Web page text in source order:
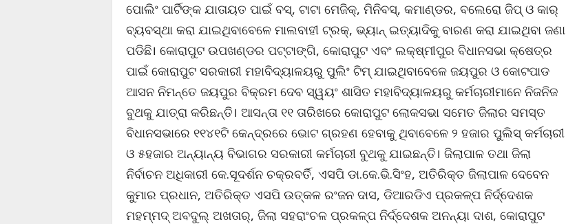
ପୋଲିଂ ପାର୍ଟିଙ୍କ ଯାତାୟତ ପାଇଁ ବସ୍, ଟାଟା ମେଜିକ୍, ମିନିବସ୍, କମାଣ୍ଡର, ବଲେରୋ ଜିପ୍ ଓ କାର୍
ବ୍ୟବସ୍ଥା କରା ଯାଇଥିବାବେଳେ ମାଲବାହୀ ଟ୍ରକ୍, ଭ୍ୟାନ୍ ଇତ୍ୟାଦିକୁ ବାରଣ କରା ଯାଇଥିବା ଜଣା
ପଡିଛି। କୋରାପୁଟ ଉପଖଣ୍ଡର ପଟ୍ଟାଙ୍ଗି, କୋରାପୁଟ ଏବଂ ଲକ୍ଷ୍ମୀପୁର ବିଧାନସଭା କ୍ଷେତ୍ର
ପାଇଁ କୋରାପୁଟ ସରକାରୀ ମହାବିଦ୍ୟାଳୟରୁ ପୁଲିଂ ଟିମ୍ ଯାଇଥିବାବେଳେ ଜୟପୁର ଓ କୋଟପାଡ
ଆସନ ନିମନ୍ତେ ଜୟପୁର ବିକ୍ରମ ଦେବ ସ୍ୱୟଂ ଶାସିତ ମହାବିଦ୍ୟାଳୟରୁ କର୍ମଚାରୀମାନେ ନିଜନିଜ
ବୁଥକୁ ଯାତ୍ରା କରିଛନ୍ତି। ଆସନ୍ତା ୧୧ ତାରିଖରେ କୋରାପୁଟ ଲୋକସଭା ସମେତ ଜିଲାର ସମସ୍ତ
ବିଧାନସଭାରେ ୧୧୪୧ଟି କେନ୍ଦ୍ରରେ ଭୋଟ ଗ୍ରହଣ ହେବାକୁ ଥିବାବେଳେ ୨ ହଜାର ପୁଲିସ୍ କର୍ମଚାରୀ
ଓ ୫ହଜାର ଅନ୍ୟାନ୍ୟ ବିଭାଗର ସରକାରୀ କର୍ମଚାରୀ ବୁଥକୁ ଯାଇଛନ୍ତି। ଜିଲାପାଳ ତଥା ଜିଲା
ନିର୍ବାଚନ ଅଧିକାରୀ କେ.ସୂଦର୍ଶନ ଚକ୍ରବର୍ତି, ଏସପି ଡା.କେ.ଭି.ସିଂହ, ଅତିରିକ୍ତ ଜିଲାପାଳ ଦେବେନ
କୁମାର ପ୍ରଧାନ, ଅତିରିକ୍ତ ଏସପି ଉତ୍କଳ ରଂଜନ ଦାସ, ଡିଆରଡିଏ ପ୍ରକଳ୍ପ ନିର୍ଦ୍ଦେଶକ
ମହମ୍ମଦ୍ ଅବଦୁଲ୍ ଅଖତାର୍, ଜିଲା ସହରାଂଚଳ ପ୍ରକଳ୍ପ ନିର୍ଦ୍ଦେଶକ ଅନନ୍ୟା ଦାଶ, କୋରାପୁଟ